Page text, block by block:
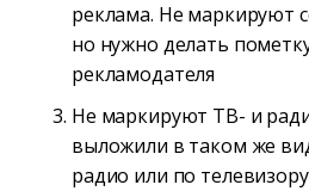
реклама. Не маркируют
но нужно делать
рекламодателя
Не маркируют ТВ- и
выложили в таком же
радио или по